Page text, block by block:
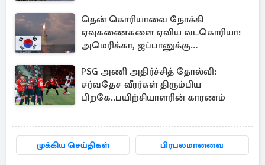
தென் கொரியாவை நோக்கி
ஏவுகணைகளை ஏவிய வடகொரியா:
அமெரிக்கா, ஜப்பானுக்கு
PSG அணி அதிர்ச்சித் தோல்வி:
சர்வதேச வீரர்கள் திரும்பிய
பிறகே..பயிற்சியாளரின் காரணம்
முக்கிய செய்திகள் பிரபலமானவை